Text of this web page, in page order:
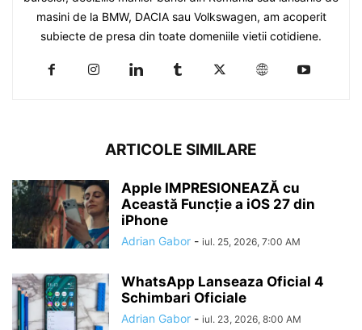
masini de la BMW, DACIA sau Volkswagen, am acoperit
subiecte de presa din toate domeniile vietii cotidiene.
ARTICOLE SIMILARE
Apple IMPRESIONEAZĂ cu
Această Funcție a iOS 27 din
iPhone
Adrian Gabor - iul. 25, 2026, 7:00 AM
WhatsApp Lanseaza Oficial 4
Schimbari Oficiale
Adrian Gabor - iul. 23, 2026, 8:00 AM